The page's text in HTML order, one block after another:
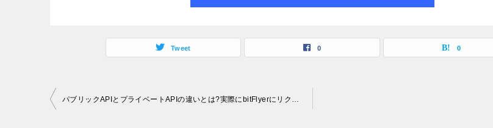
Tweet 0 0
投